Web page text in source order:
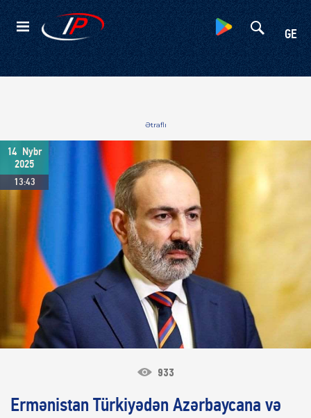
GE
Kateqoriyalar
Ətraflı
14
Nybr
2025
13:43
933
Ermənistan Türkiyədən Azərbaycana və